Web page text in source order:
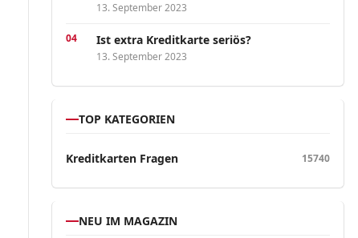
13. September 2023
Ist extra Kreditkarte seriös?
13. September 2023
TOP KATEGORIEN
Kreditkarten Fragen 15740
NEU IM MAGAZIN